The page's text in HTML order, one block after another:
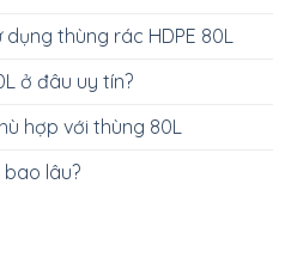
thùng rác HDPE 80L
ở đâu uy tín?
hợp với thùng 80L
lâu?